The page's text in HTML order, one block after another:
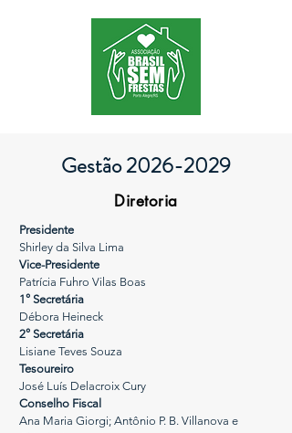
Gestão2026-2029
Diretoria
Presidente
Shirley da Silva Lima
Vice-Presidente
Patrícia Fuhro Vilas Boas
1° Secretária
Débora Heineck
2° Secretária
Lisiane Teves Souza
Tesoureiro
José Luís Delacroix Cury
Conselho Fiscal​
Ana Maria Giorgi; Antônio P. B. Villanova e